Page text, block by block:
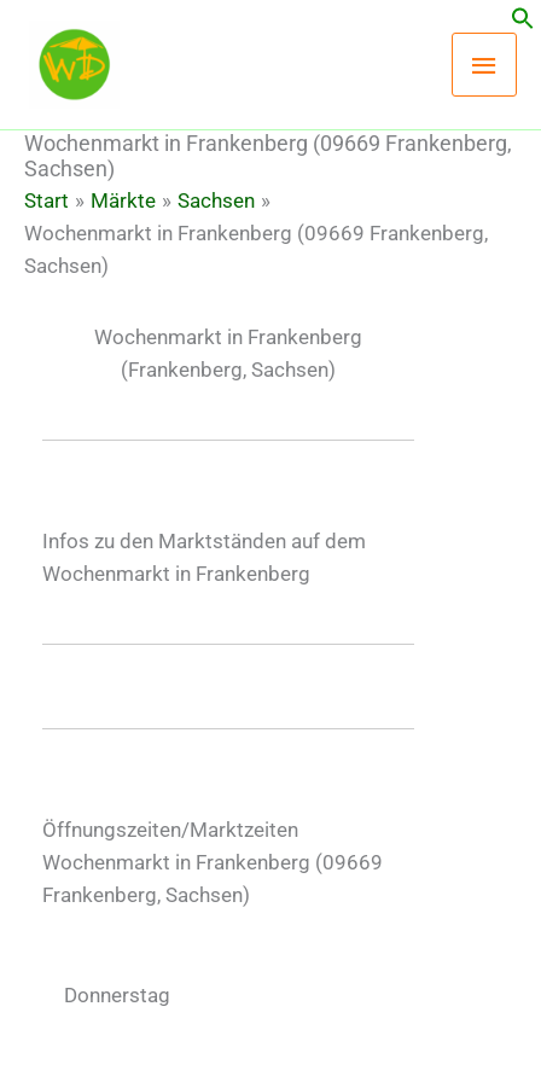
Inhalt
springen
Wochenmarkt in Frankenberg (09669 Frankenberg,
Sachsen)
Start Märkte
Sachsen
Wochenmarkt in Frankenberg (09669 Frankenberg,
Sachsen)
Wochenmarkt in Frankenberg
(Frankenberg, Sachsen)
Infos zu den Marktständen auf dem
Wochenmarkt in Frankenberg
Öffnungszeiten/Marktzeiten
Wochenmarkt in Frankenberg (09669
Frankenberg, Sachsen)
Donnerstag